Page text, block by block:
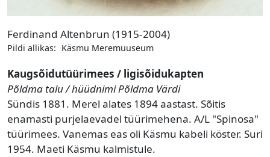
Ferdinand Altenbrun (1915-2004)
Pildi allikas: Käsmu Meremuuseum
Kaugsõidutüürimees / ligisõidukapten
Põldma talu / hüüdnimi Põldma Värdi
Sündis 1881. Merel alates 1894 aastast. Sõitis
enamasti purjelaevadel tüürimehena. A/L "Spinosa"
tüürimees. Vanemas eas oli Käsmu kabeli köster. Suri
1954. Maeti Käsmu kalmistule.